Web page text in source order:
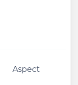
Aspect